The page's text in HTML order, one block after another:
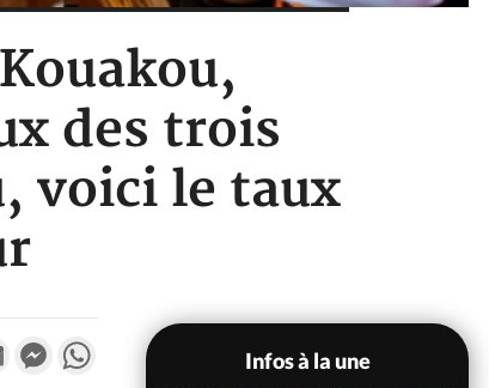
des trois
voici le taux
Gmail MessengerWhatsApp
Infos à la une